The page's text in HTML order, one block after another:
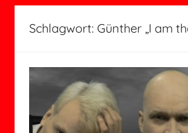
Schlagwort: Günther „I am